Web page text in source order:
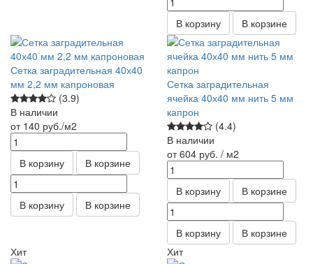
В корзину В корзине
Сетка заградительная 40х40
мм 2,2 мм капроновая
(3.9)
В наличии
от 140 руб./м2
В корзину В корзине
В корзину В корзине
Сетка заградительная
ячейка 40х40 мм нить 5 мм
капрон
(4.4)
В наличии
от 604 руб. / м2
В корзину В корзине
В корзину
В корзине
Хит
Хит